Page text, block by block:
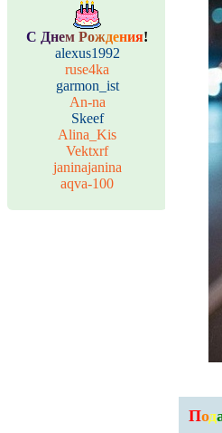
С Днем Рождения!
alexus1992
ruse4ka
garmon_ist
An-na
Skeef
Alina_Kis
Vektxrf
janinajanina
aqva-100
Под